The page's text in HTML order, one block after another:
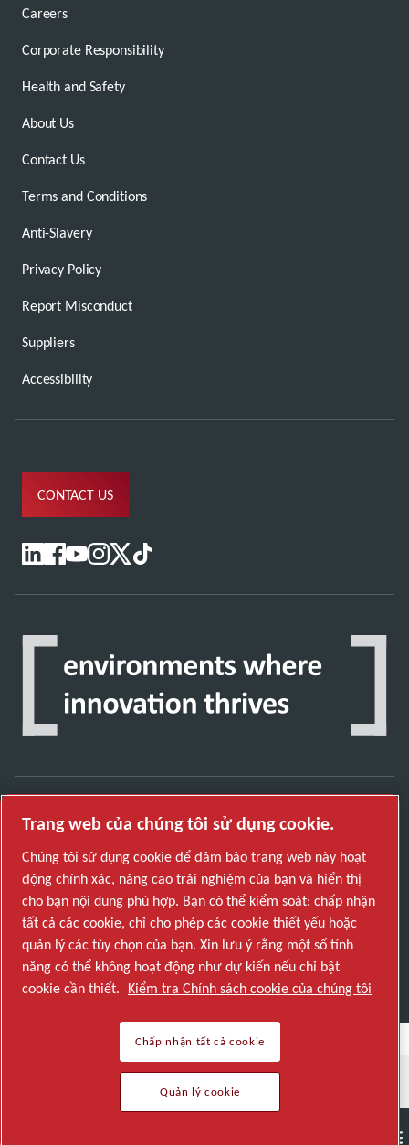
Careers
Corporate Responsibility
Health and Safety
About Us
Contact Us
Terms and Conditions
Anti-Slavery
Privacy Policy
Report Misconduct
Suppliers
Accessibility
CONTACT US
Khám phá cách Atlas Copco Group cung cấp công
nghệ biến đổi tương lai.
Truy cập trang web của Atlas Copco Group
Một phần của Atlas Copco Group
Quản lý cookie
© 2026 Copyright. All rights reserved.
Trang web của chúng tôi sử dụng cookie.
Chúng tôi sử dụng cookie để đảm bảo trang web này hoạt
động chính xác, nâng cao trải nghiệm của bạn và hiển thị
cho bạn nội dung phù hợp. Bạn có thể kiểm soát: chấp nhận
tất cả các cookie, chỉ cho phép các cookie thiết yếu hoặc
quản lý các tùy chọn của bạn. Xin lưu ý rằng một số tính
năng có thể không hoạt động như dự kiến nếu chỉ bật
cookie cần thiết. Kiểm tra Chính sách cookie của chúng tôi
Chấp nhận tất cả cookie
Quản lý cookie